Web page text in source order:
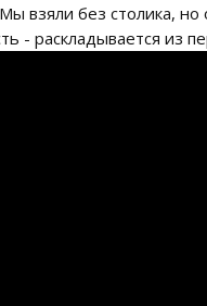
взяли без столика, но
- раскладывается из